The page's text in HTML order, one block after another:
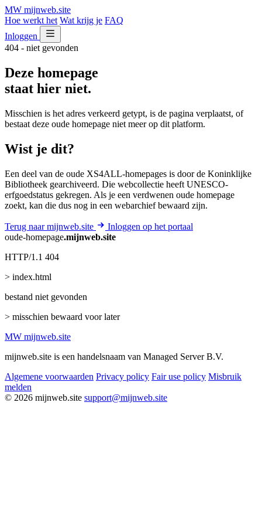
MW mijnweb.site
Hoe werkt het Wat krijg je FAQ
Inloggen
404 - niet gevonden
Deze homepage
staat hier niet.
Misschien is het adres verkeerd getypt, is de pagina verplaatst, of
bestaat deze oude homepage niet meer op dit platform.
Wist je dit?
Een deel van de oude XS4ALL-homepages is door de Koninklijke
Bibliotheek gearchiveerd. Die webcollectie heeft UNESCO-
erfgoedstatus gekregen. Als je een verdwenen oude homepage
zoekt, kan die dus nog in een webarchief bewaard zijn.
Terug naar mijnweb.site
Inloggen op het portaal
oude-homepage.mijnweb.site
HTTP/1.1 404
> index.html
bestand niet gevonden
> misschien bewaard voor later
MW mijnweb.site
mijnweb.site is een handelsnaam van Managed Server B.V.
Algemene voorwaarden Privacy policy Fair use policy Misbruik
melden
© 2026 mijnweb.site support@mijnweb.site